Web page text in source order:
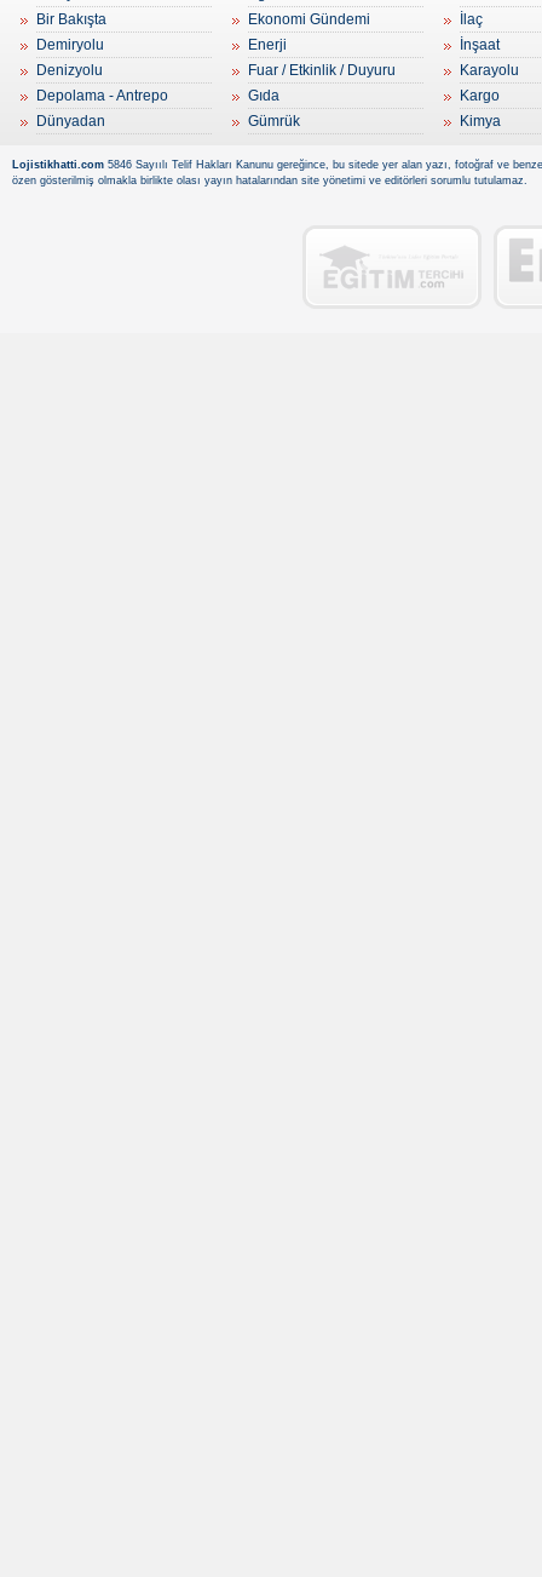
Bir Bakışta
Demiryolu
Denizyolu
Depolama - Antrepo
Dünyadan
Ekonomi Gündemi
Enerji
Fuar / Etkinlik / Duyuru
Gıda
Gümrük
İlaç
İnşaat
Karayolu
Kargo
Kimya
Lojistikhatti.com 5846 Sayıılı Telif Hakları Kanunu gereğince, bu sitede yer alan yazı, fotoğraf ve
özen gösterilmiş olmakla birlikte olası yayın hatalarından site yönetimi ve editörleri sorumlu tutulamaz.